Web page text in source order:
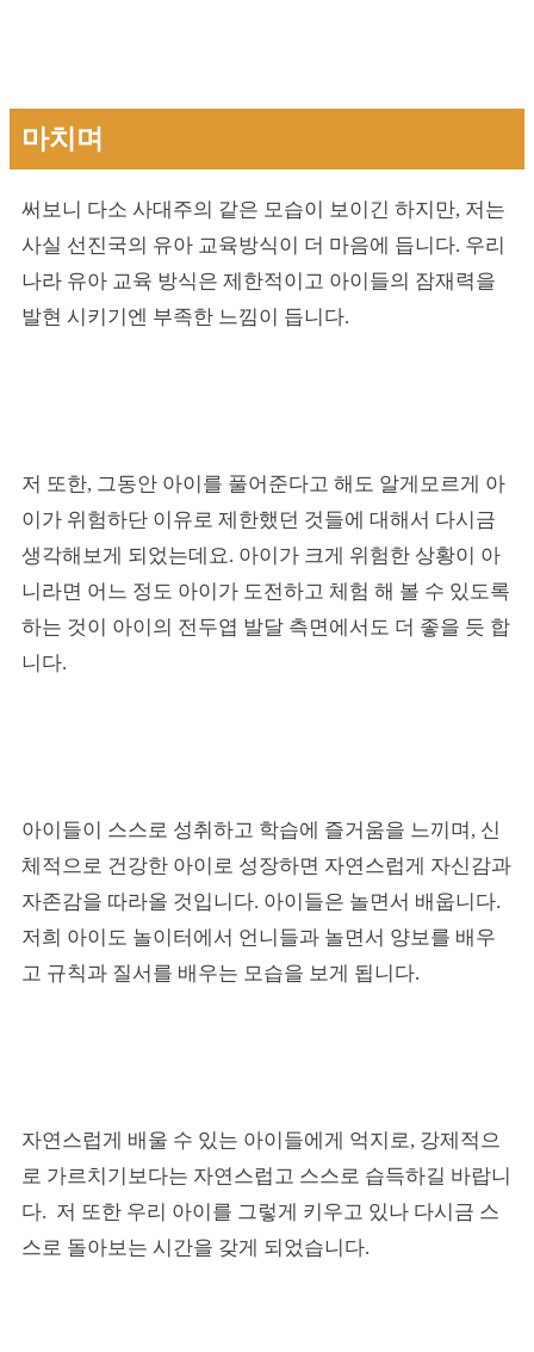
마치며
써보니 다소 사대주의 같은 모습이 보이긴 하지만, 저는
사실 선진국의 유아 교육방식이 더 마음에 듭니다. 우리
나라 유아 교육 방식은 제한적이고 아이들의 잠재력을
발현 시키기엔 부족한 느낌이 듭니다.
저 또한, 그동안 아이를 풀어준다고 해도 알게모르게 아
이가 위험하단 이유로 제한했던 것들에 대해서 다시금
생각해보게 되었는데요. 아이가 크게 위험한 상황이 아
니라면 어느 정도 아이가 도전하고 체험 해 볼 수 있도록
하는 것이 아이의 전두엽 발달 측면에서도 더 좋을 듯 합
니다.
아이들이 스스로 성취하고 학습에 즐거움을 느끼며, 신
체적으로 건강한 아이로 성장하면 자연스럽게 자신감과
자존감을 따라올 것입니다. 아이들은 놀면서 배웁니다.
저희 아이도 놀이터에서 언니들과 놀면서 양보를 배우
고 규칙과 질서를 배우는 모습을 보게 됩니다.
자연스럽게 배울 수 있는 아이들에게 억지로, 강제적으
로 가르치기보다는 자연스럽고 스스로 습득하길 바랍니
다. 저 또한 우리 아이를 그렇게 키우고 있나 다시금 스
스로 돌아보는 시간을 갖게 되었습니다.